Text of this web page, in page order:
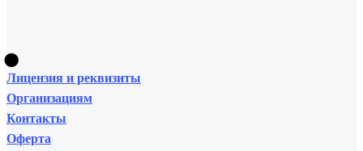
•
Лицензия и реквизиты
Организациям
Контакты
Оферта